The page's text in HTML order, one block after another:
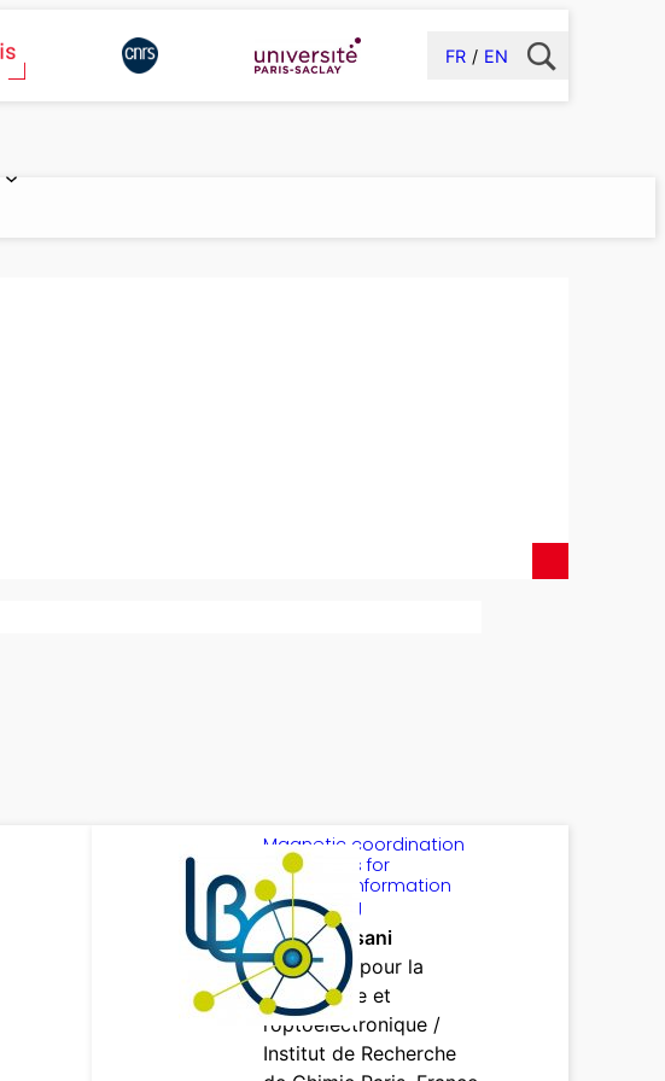
FR EN
Magnetic coordination
complexes for
quantum information
processing
Idris Tlemsani
Matériaux pour la
photonique et
l’optoélectronique /
Institut de Recherche